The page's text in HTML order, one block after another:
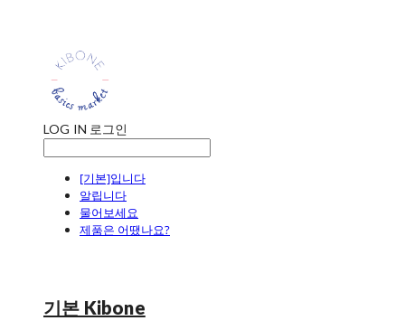
LOG IN 로그인
[기본]입니다
알립니다
물어보세요
제품은 어땠나요?
기본 Kibone